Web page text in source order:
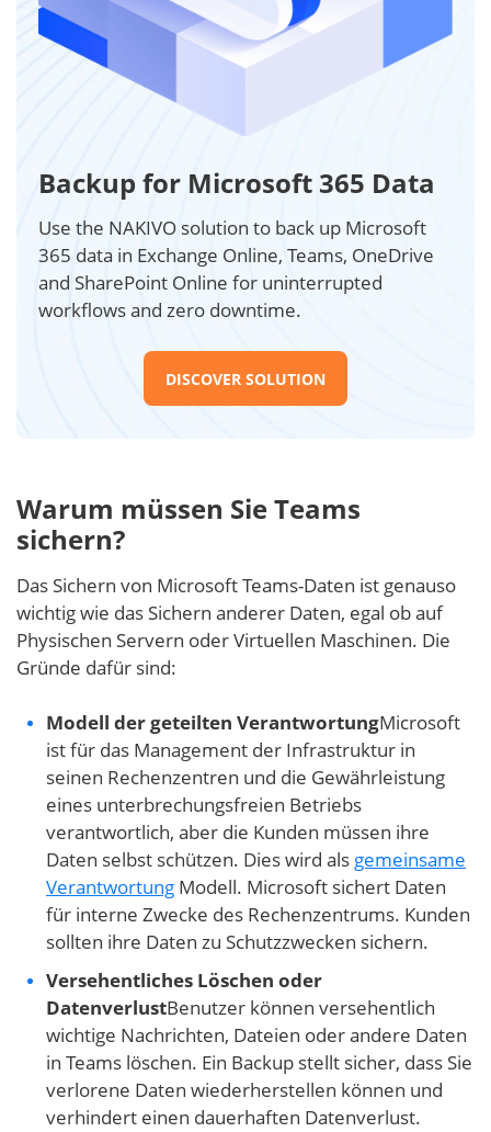
Backup for Microsoft 365 Data
Use the NAKIVO solution to back up Microsoft
365 data in Exchange Online, Teams, OneDrive
and SharePoint Online for uninterrupted
workflows and zero downtime.
DISCOVER SOLUTION
Warum müssen Sie Teams
sichern?
Das Sichern von Microsoft Teams-Daten ist genauso
wichtig wie das Sichern anderer Daten, egal ob auf
Physischen Servern oder Virtuellen Maschinen. Die
Gründe dafür sind:
Modell der geteilten VerantwortungMicrosoft
ist für das Management der Infrastruktur in
seinen Rechenzentren und die Gewährleistung
eines unterbrechungsfreien Betriebs
verantwortlich, aber die Kunden müssen ihre
Daten selbst schützen. Dies wird als gemeinsame
Verantwortung Modell. Microsoft sichert Daten
für interne Zwecke des Rechenzentrums. Kunden
sollten ihre Daten zu Schutzzwecken sichern.
Versehentliches Löschen oder
DatenverlustBenutzer können versehentlich
wichtige Nachrichten, Dateien oder andere Daten
in Teams löschen. Ein Backup stellt sicher, dass Sie
verlorene Daten wiederherstellen können und
verhindert einen dauerhaften Datenverlust.